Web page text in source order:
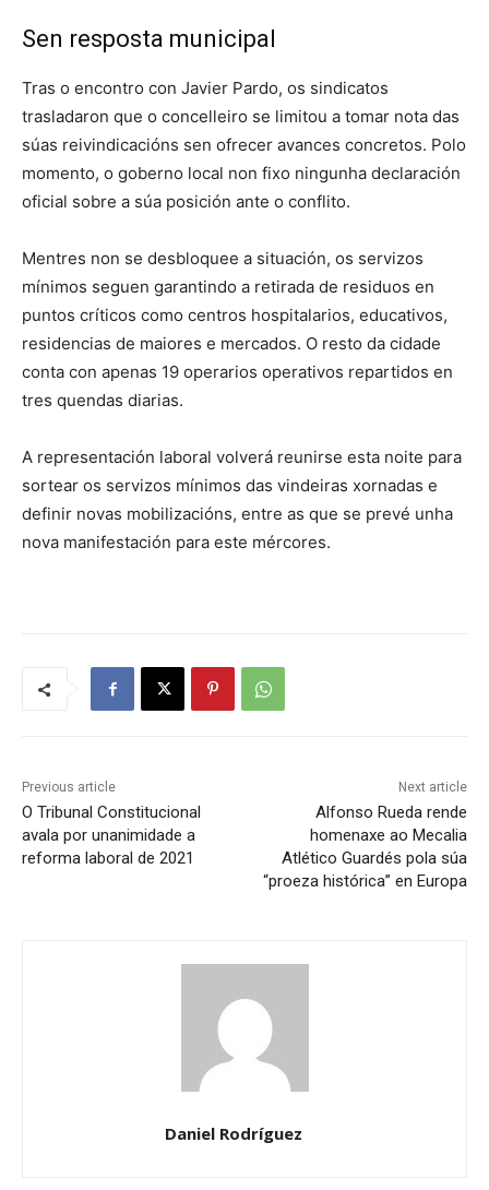
Sen resposta municipal
Tras o encontro con Javier Pardo, os sindicatos
trasladaron que o concelleiro se limitou a tomar nota das
súas reivindicacións sen ofrecer avances concretos. Polo
momento, o goberno local non fixo ningunha declaración
oficial sobre a súa posición ante o conflito.
Mentres non se desbloquee a situación, os servizos
mínimos seguen garantindo a retirada de residuos en
puntos críticos como centros hospitalarios, educativos,
residencias de maiores e mercados. O resto da cidade
conta con apenas 19 operarios operativos repartidos en
tres quendas diarias.
A representación laboral volverá reunirse esta noite para
sortear os servizos mínimos das vindeiras xornadas e
definir novas mobilizacións, entre as que se prevé unha
nova manifestación para este mércores.
Previous article
O Tribunal Constitucional
avala por unanimidade a
reforma laboral de 2021
Next article
Alfonso Rueda rende
homenaxe ao Mecalia
Atlético Guardés pola súa
“proeza histórica” en Europa
Daniel Rodríguez